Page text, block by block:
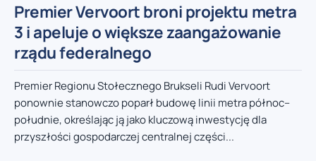
Premier Vervoort broni projektu metra
3 i apeluje o większe zaangażowanie
rządu federalnego
Premier Regionu Stołecznego Brukseli Rudi Vervoort
ponownie stanowczo poparł budowę linii metra północ–
południe, określając ją jako kluczową inwestycję dla
przyszłości gospodarczej centralnej części...